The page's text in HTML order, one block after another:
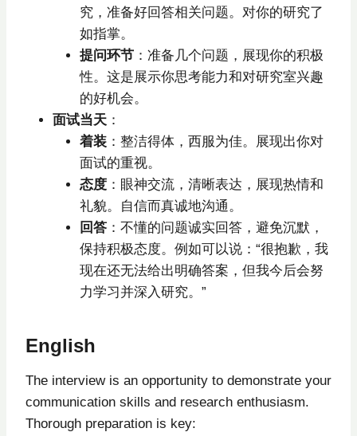
究，准备好回答相关问题。对你的研究了
如指掌。
提问环节 ：准备几个问题，展现你的积极
性。这是展示你思考能力和对研究室兴趣
的好机会。
面试当天 ：
着装 ：整洁得体，西服为佳。展现出你对
面试的重视。
态度 ：眼神交流，清晰表达，展现热情和
礼貌。自信而真诚地沟通。
回答 ：不懂的问题诚实回答，避免沉默，
保持积极态度。例如可以说：“很抱歉，我
现在还无法给出明确答案，但我今后会努
力学习并深入研究。”
English
The interview is an opportunity to demonstrate your
communication skills and research enthusiasm.
Thorough preparation is key: